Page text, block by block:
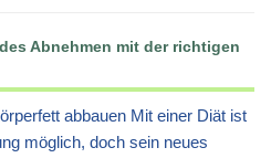
Abnehmen mit der richtigen
abbauen Mit einer Diät ist
möglich, doch sein neues